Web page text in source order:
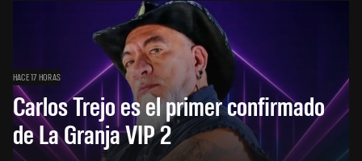
HACE 17 HORAS
Carlos Trejo es el primer confirmado
de La Granja VIP 2